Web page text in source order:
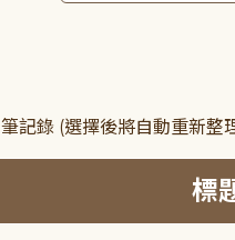
筆記錄 (選擇後將自動重新整
標